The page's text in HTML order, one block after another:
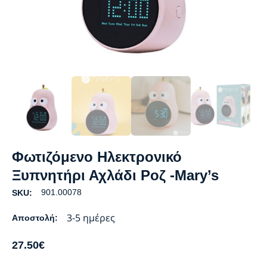
Φωτιζόμενο Ηλεκτρονικό
Ξυπνητήρι Αχλάδι Ροζ -Mary’s
SKU: 901.00078
Αποστολή: 3-5 ημέρες
27.50€